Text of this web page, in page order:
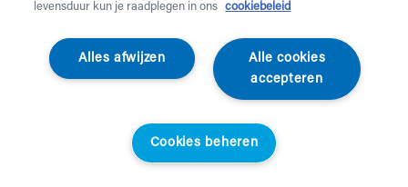
duurt 2 werkdagen, een dringende levering krijg je de
feestdagen.
levensduur kun je raadplegen in ons
cookiebeleid
Alle cookies
accepteren
Alles afwijzen
Cookies beheren